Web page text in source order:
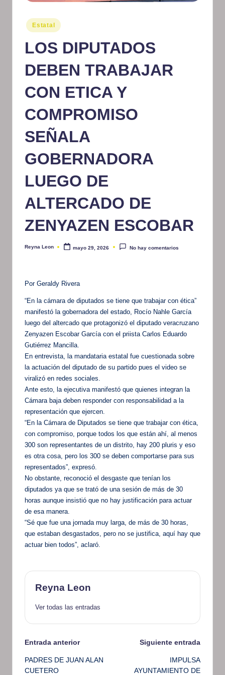
at
iv
o
Publicado
en
Estatal
LOS DIPUTADOS
DEBEN TRABAJAR
CON ETICA Y
COMPROMISO
SEÑALA
GOBERNADORA
LUEGO DE
ALTERCADO DE
ZENYAZEN ESCOBAR
Publicado
Reyna Leon mayo 29, 2026 No hay comentarios
Por Geraldy Rivera
“En la cámara de diputados se tiene que trabajar con ética”
manifestó la gobernadora del estado, Rocío Nahle García
luego del altercado que protagonizó el diputado veracruzano
Zenyazen Escobar García con el priista Carlos Eduardo
Gutiérrez Mancilla.
En entrevista, la mandataria estatal fue cuestionada sobre
la actuación del diputado de su partido pues el video se
viralizó en redes sociales.
Ante esto, la ejecutiva manifestó que quienes integran la
Cámara baja deben responder con responsabilidad a la
representación que ejercen.
“En la Cámara de Diputados se tiene que trabajar con ética,
con compromiso, porque todos los que están ahí, al menos
300 son representantes de un distrito, hay 200 pluris y eso
es otra cosa, pero los 300 se deben comportarse para sus
representados”, expresó.
No obstante, reconoció el desgaste que tenían los
diputados ya que se trató de una sesión de más de 30
horas aunque insistió que no hay justificación para actuar
de esa manera.
“Sé que fue una jornada muy larga, de más de 30 horas,
que estaban desgastados, pero no se justifica, aquí hay que
actuar bien todos”, aclaró.
Reyna Leon
Ver todas las entradas
Navegación
de
Entrada anterior
PADRES DE JUAN ALAN
CUETERO
Siguiente entrada
IMPULSA
AYUNTAMIENTO DE